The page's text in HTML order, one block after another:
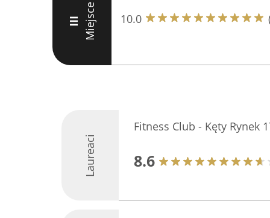
III Miejsce
10.0
Laureaci
Fitness Club - Kęty Rynek
8.6